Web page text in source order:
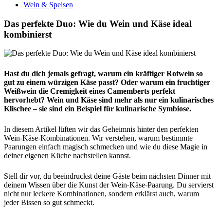
Wein & Speisen
Das perfekte Duo: Wie du Wein und Käse ideal
kombinierst
Hast du dich jemals gefragt, warum ein kräftiger Rotwein so
gut zu einem würzigen Käse passt? Oder warum ein fruchtiger
Weißwein die Cremigkeit eines Camemberts perfekt
hervorhebt? Wein und Käse sind mehr als nur ein kulinarisches
Klischee – sie sind ein Beispiel für kulinarische Symbiose.
In diesem Artikel lüften wir das Geheimnis hinter den perfekten
Wein-Käse-Kombinationen. Wir verstehen, warum bestimmte
Paarungen einfach magisch schmecken und wie du diese Magie in
deiner eigenen Küche nachstellen kannst.
Stell dir vor, du beeindruckst deine Gäste beim nächsten Dinner mit
deinem Wissen über die Kunst der Wein-Käse-Paarung. Du servierst
nicht nur leckere Kombinationen, sondern erklärst auch, warum
jeder Bissen so gut schmeckt.